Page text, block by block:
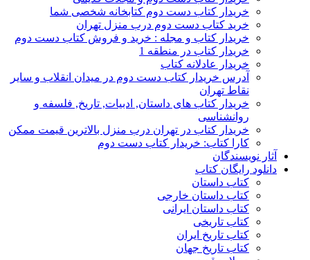
خریدار کتاب دست دوم کتابخانه شخصی شما
خرید کتاب دست دوم درب منزل تهران
خریدار کتاب و مجله : خرید و فروش کتاب دست دوم
خریدار کتاب در منطقه 1
خریدار عادلانه کتاب
آدرس خریدار کتاب دست دوم در میدان انقلاب و سایر
نقاط تهران
خریدار کتاب های داستان, ادبیات, تاریخ, فلسفه و
روانشناسی
خریدار کتاب در تهران درب منزل بالاترین قیمت ممکن
کارا کتاب: خریدار کتاب دست دوم
آثار نویسندگان
دانلود رایگان کتاب
کتاب داستان
کتاب داستان خارجی
کتاب داستان ایرانی
کتاب تاریخی
کتاب تاریخ ایران
کتاب تاریخ جهان